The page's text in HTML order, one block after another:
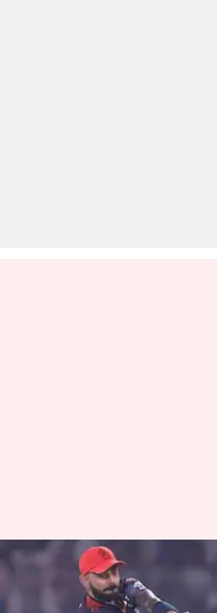
DC vs RCB:
పాండ్యా, విరాట్